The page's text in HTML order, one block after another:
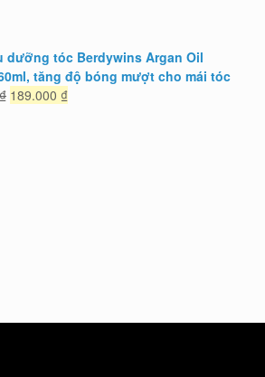
dưỡng tóc Berdywins Argan Oil
tăng độ bóng mượt cho mái tóc
₫ Giá
189.000 ₫Giá